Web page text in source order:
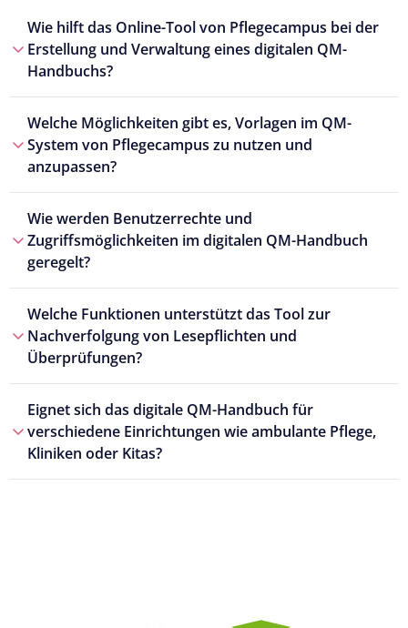
Wie hilft das Online-Tool von Pflegecampus bei der
Erstellung und Verwaltung eines digitalen QM-
Handbuchs?
Welche Möglichkeiten gibt es, Vorlagen im QM-
System von Pflegecampus zu nutzen und
anzupassen?
Wie werden Benutzerrechte und
Zugriffsmöglichkeiten im digitalen QM-Handbuch
geregelt?
Welche Funktionen unterstützt das Tool zur
Nachverfolgung von Lesepflichten und
Überprüfungen?
Eignet sich das digitale QM-Handbuch für
verschiedene Einrichtungen wie ambulante Pflege,
Kliniken oder Kitas?